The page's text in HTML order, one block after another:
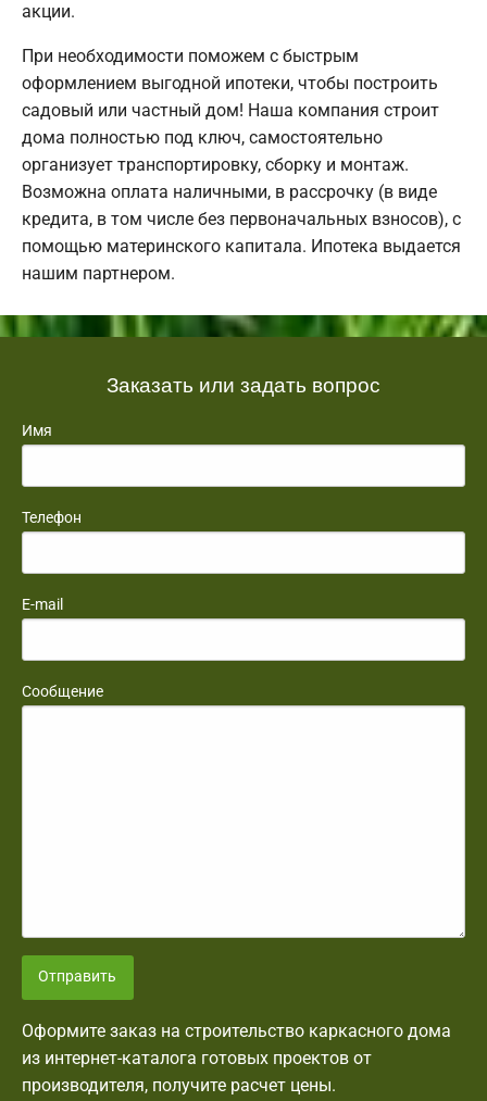
акции.
При необходимости поможем с быстрым
оформлением выгодной ипотеки, чтобы построить
садовый или частный дом! Наша компания строит
дома полностью под ключ, самостоятельно
организует транспортировку, сборку и монтаж.
Возможна оплата наличными, в рассрочку (в виде
кредита, в том числе без первоначальных взносов), с
помощью материнского капитала. Ипотека выдается
нашим партнером.
Заказать или задать вопрос
Имя
Телефон
E-mail
Сообщение
Отправить
Оформите заказ на строительство каркасного дома
из интернет-каталога готовых проектов от
производителя, получите расчет цены.